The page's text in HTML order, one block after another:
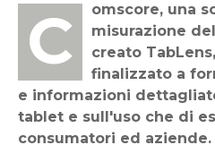
Comscore, una società leader nella
misurazione
creato
finalizzato a
e informazioni
tablet e sull'uso che di
consumatori ed aziende.